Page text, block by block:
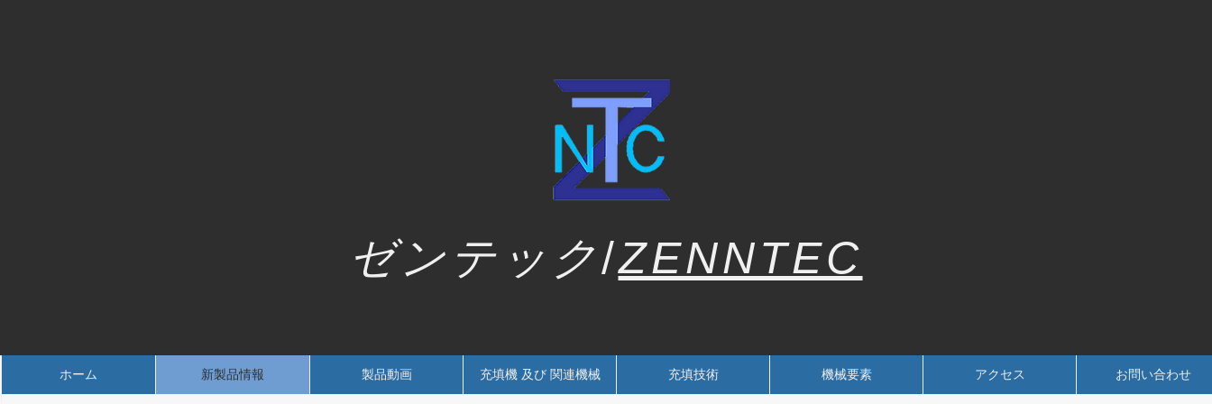
ゼンテック/ZENNTEC
ホーム 新製品情報 製品動画 充填機 及び 関連機械 充填技術 機械要素 アクセス お問い合わせ